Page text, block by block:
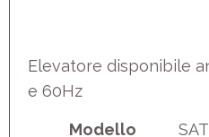
Elevatore disponibile
e 60Hz
Modello